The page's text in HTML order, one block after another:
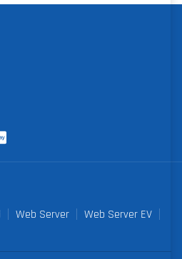
Web Server
Web Server EV